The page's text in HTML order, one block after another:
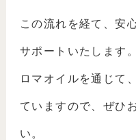
この流れを経て、安
サポートいたします
ロマオイルを通じて
ていますので、ぜひ
い。